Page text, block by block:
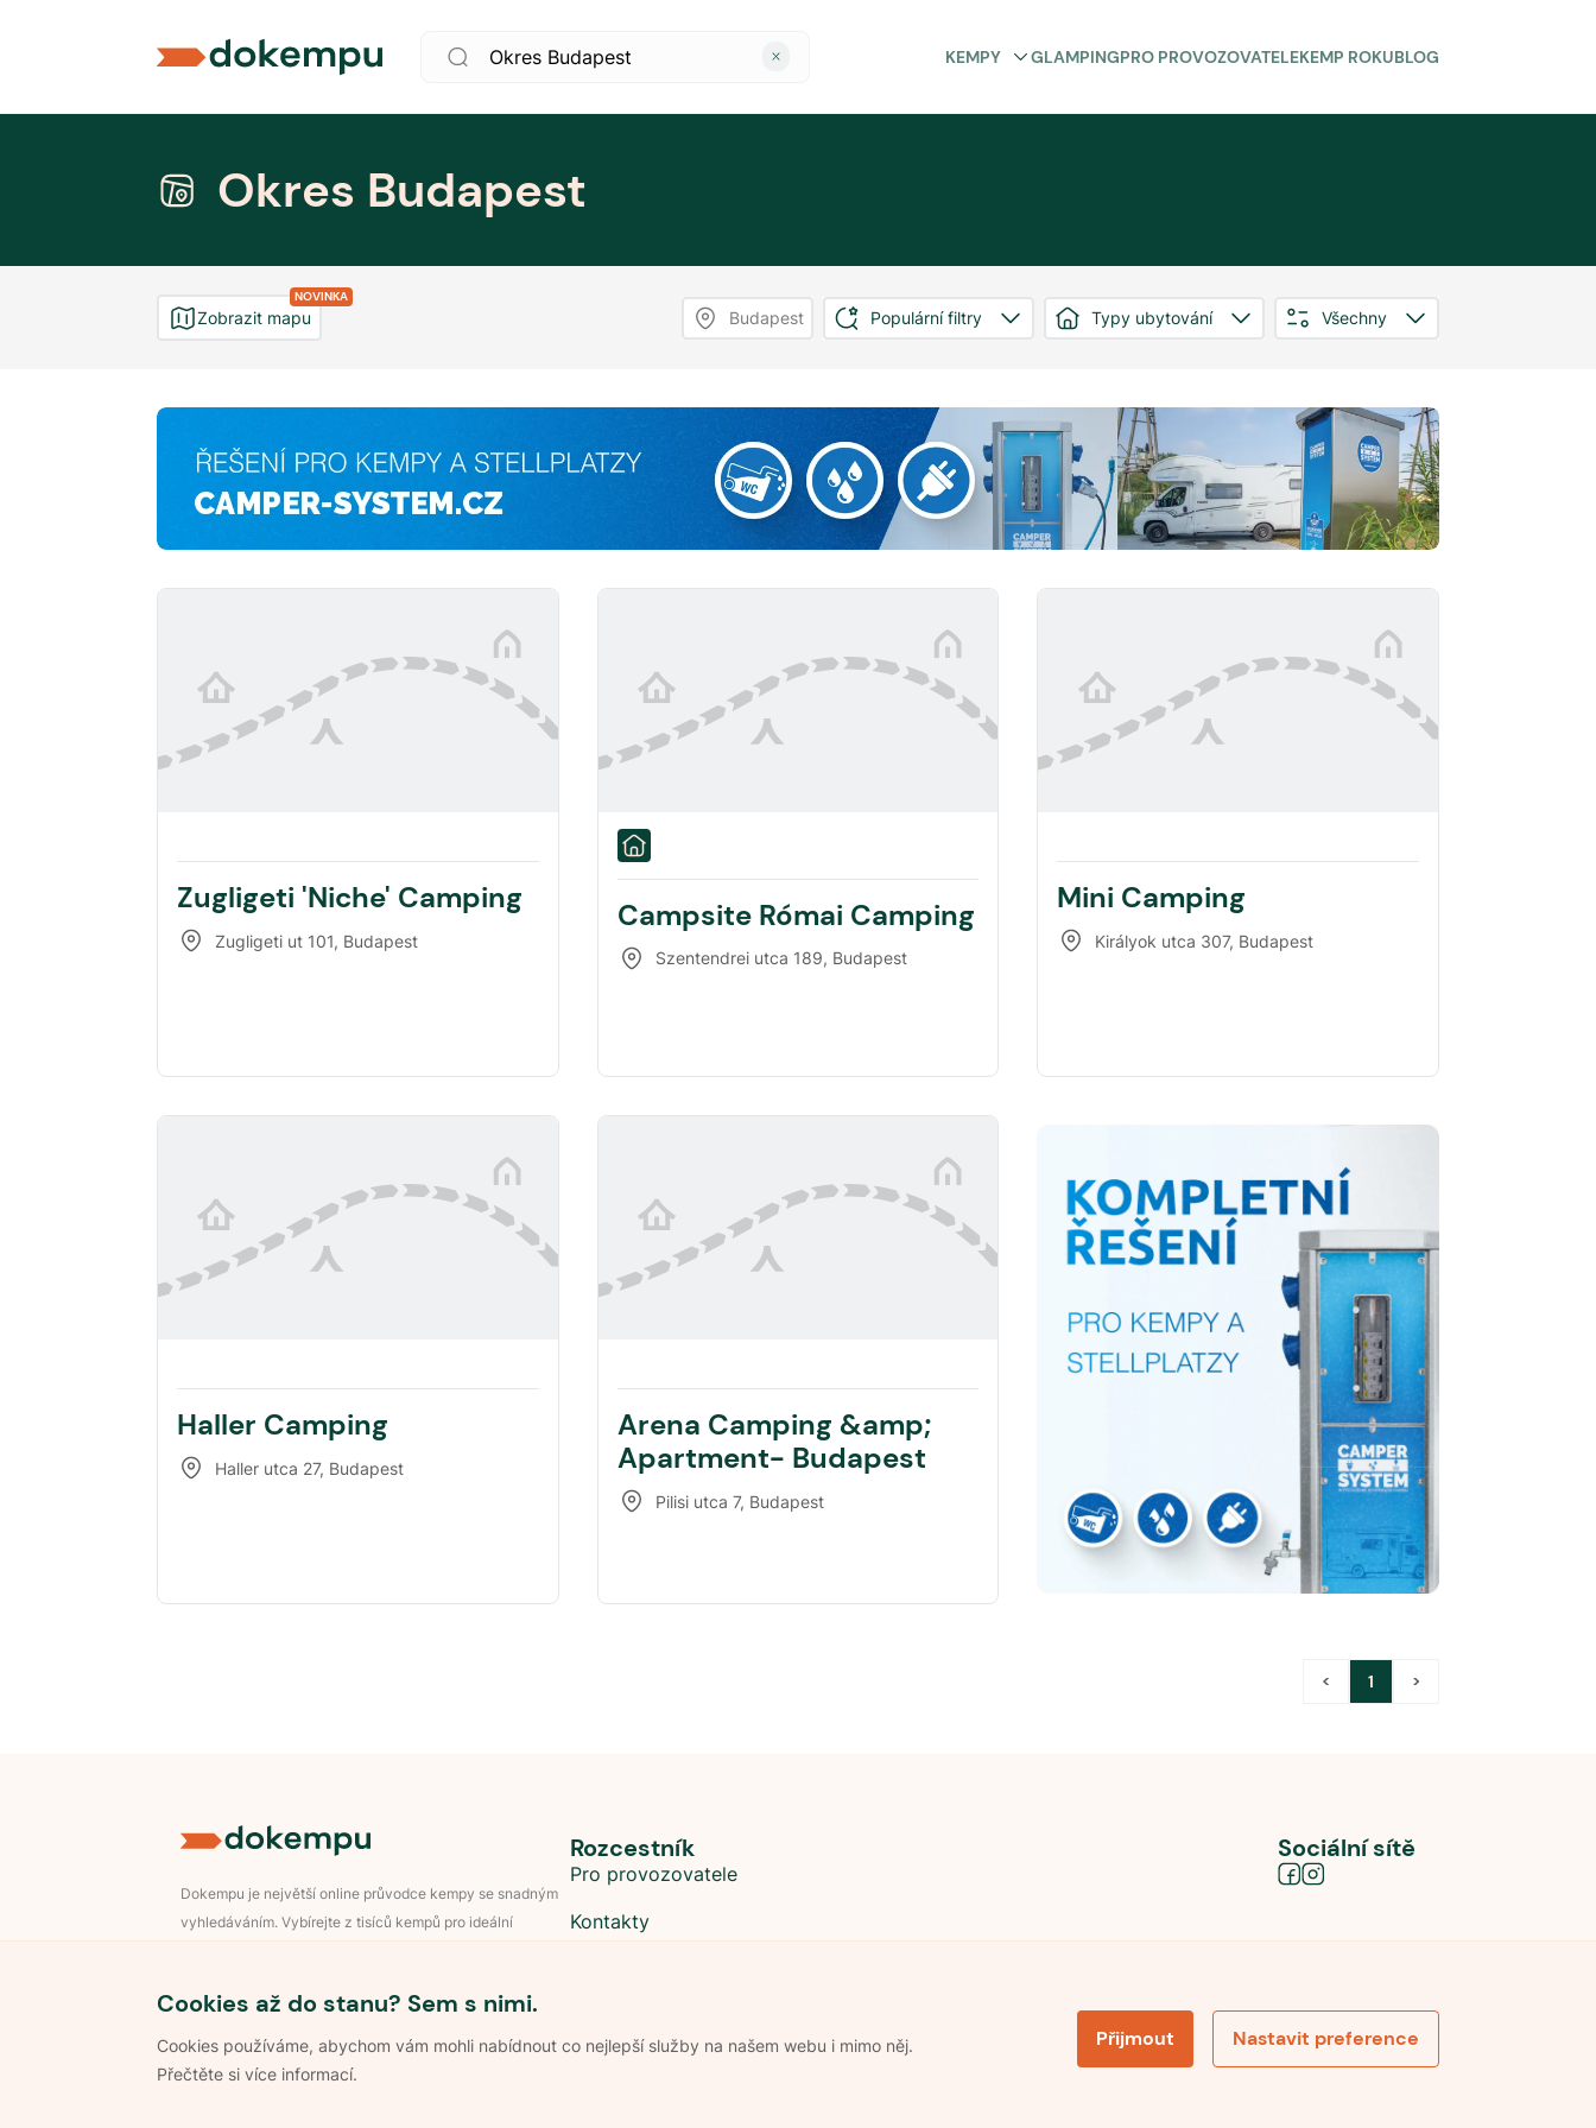
KEMPY GLAMPINGPRO PROVOZOVATELEKEMP ROKUBLOG
Okres Budapest
NOVINKA
Zobrazit mapu Budapest Populární filtry Typy ubytování Všechny
Zugligeti 'Niche' Camping
Zugligeti ut 101, Budapest
Campsite Római Camping
Szentendrei utca 189, Budapest
Mini Camping
Királyok utca 307, Budapest
Haller Camping
Haller utca 27, Budapest
Arena Camping &amp;
Apartment- Budapest
Pilisi utca 7, Budapest
< 1 >
Cookies až do stanu? Sem s nimi.
Cookies používáme, abychom vám mohli nabídnout co nejlepší služby na našem webu i mimo něj.
Přečtěte si více informací.
Přijmout Nastavit preference
Dokempu je největší online průvodce kempy se snadným
vyhledáváním. Vybírejte z tisíců kempů pro ideální
Rozcestník
Pro provozovatele
Kontakty
Sociální sítě